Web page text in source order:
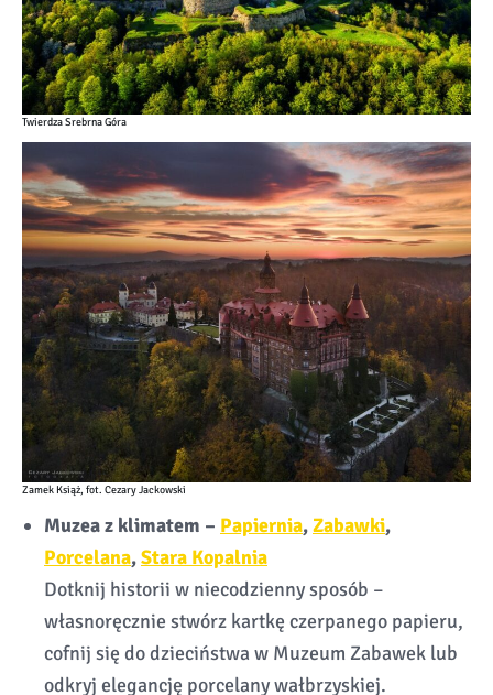
Twierdza Srebrna Góra
Zamek Książ, fot. Cezary Jackowski
Muzea z klimatem – Papiernia,Zabawki,
Porcelana,Stara Kopalnia
Dotknij historii w niecodzienny sposób –
własnoręcznie stwórz kartkę czerpanego papieru,
cofnij się do dzieciństwa w Muzeum Zabawek lub
odkryj elegancję porcelany wałbrzyskiej.